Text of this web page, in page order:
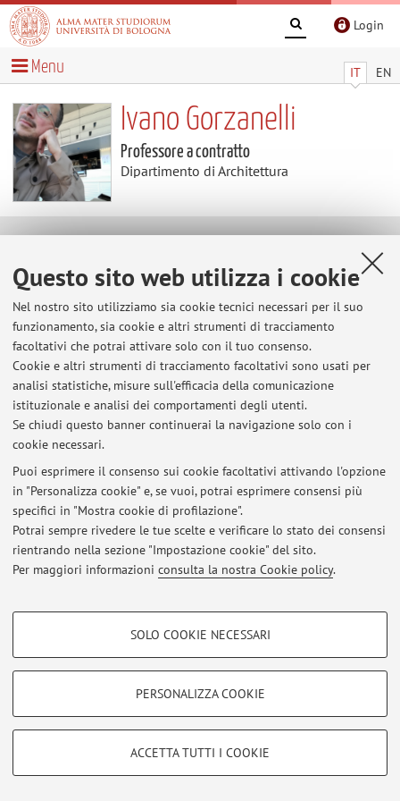
Questo sito web utilizza i cookie
Nel nostro sito utilizziamo sia cookie tecnici necessari per il suo
funzionamento, sia cookie e altri strumenti di tracciamento
facoltativi che potrai attivare solo con il tuo consenso.
Cookie e altri strumenti di tracciamento facoltativi sono usati per
analisi statistiche, misure sull'efficacia della comunicazione
istituzionale e analisi dei comportamenti degli utenti.
Se chiudi questo banner continuerai la navigazione solo con i
cookie necessari.
Puoi esprimere il consenso sui cookie facoltativi attivando l'opzione
in "Personalizza cookie" e, se vuoi, potrai esprimere consensi più
specifici in "Mostra cookie di profilazione".
Potrai sempre rivedere le tue scelte e verificare lo stato dei consensi
rientrando nella sezione "Impostazione cookie" del sito.
Per maggiori informazioni consulta la nostra Cookie policy.
COOKIE DI PROFILAZIONE - FACOLTATIVI
COOKIE TECNICI - NECESSARI
Si tratta di cookie tecnici utilizzati, a titolo esemplificativo, per il corretto
SOLO COOKIE NECESSARI
PERSONALIZZA COOKIE
ACCETTA TUTTI I COOKIE
Login
IT EN
Menu
Ivano Gorzanelli
Professore a contratto
Dipartimento di Architettura
Ultimi avvisi
Al momento non sono presenti avvisi.
Area riservata
Accedi tramite
|Note legali| Impostazioni Cookie